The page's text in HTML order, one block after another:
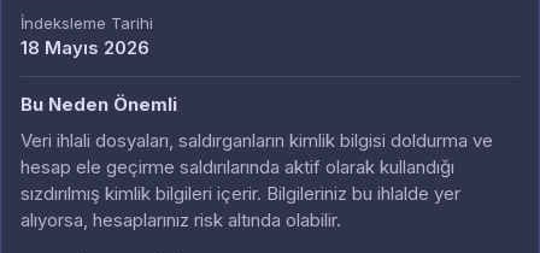
İndeksleme Tarihi
18 Mayıs 2026
Bu Neden Önemli
Veri ihlali dosyaları, saldırganların kimlik bilgisi doldurma ve
hesap ele geçirme saldırılarında aktif olarak kullandığı
sızdırılmış kimlik bilgileri içerir. Bilgileriniz bu ihlalde yer
alıyorsa, hesaplarınız risk altında olabilir.